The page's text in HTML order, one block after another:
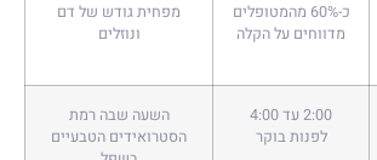
כ-60% מהמטופלים
מדווחים על הקלה
מפחית גודש של דם
ונוזלים
2:00 עד 4:00
לפנות בוקר
השעה שבה רמת
הסטרואידים הטבעיים